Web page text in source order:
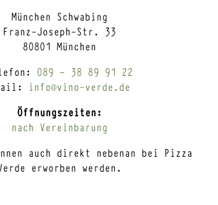
München Schwabing
Franz-Joseph-Str. 33
80801 München
089 – 38 89 91 22
info@vino-verde.de
Öffnungszeiten:
nach Vereinbarung
auch direkt nebenan bei Pizza
erworben werden.